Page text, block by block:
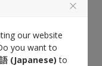
our website
you want to
(Japanese) to